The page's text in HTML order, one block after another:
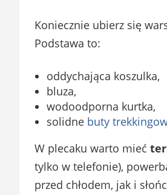
Koniecznie ubierz się
Podstawa to:
oddychająca koszulka,
bluza,
wodoodporna kurtka,
solidne buty
W plecaku warto mieć
tylko w telefonie),
przed chłodem, jak i